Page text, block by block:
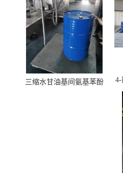
三缩水甘油基间氨基苯酚
4-